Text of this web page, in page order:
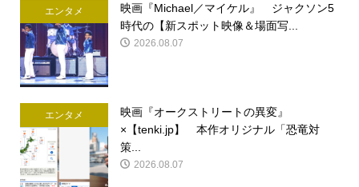
エンタメ
映画『Michael／マイケル』 ジャクソン5
時代の【新スポット映像＆場面写...
2026.08.07
エンタメ
映画『オークストリートの異変』
×【tenki.jp】 本作オリジナル「恐竜対
策...
2026.08.07